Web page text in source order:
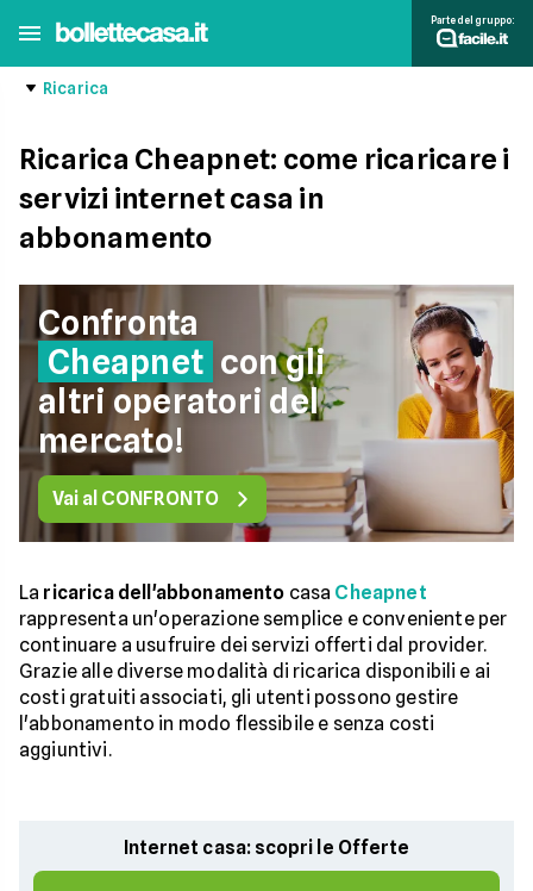
Parte del gruppo:
Ricarica
Ricarica Cheapnet: come ricaricare i
servizi internet casa in
abbonamento
Confronta
Cheapnet con gli
altri operatori del
mercato!
Vai al CONFRONTO
La ricarica dell'abbonamento casa Cheapnet
rappresenta un'operazione semplice e conveniente per
continuare a usufruire dei servizi offerti dal provider.
Grazie alle diverse modalità di ricarica disponibili e ai
costi gratuiti associati, gli utenti possono gestire
l'abbonamento in modo flessibile e senza costi
aggiuntivi.
Internet casa: scopri le Offerte